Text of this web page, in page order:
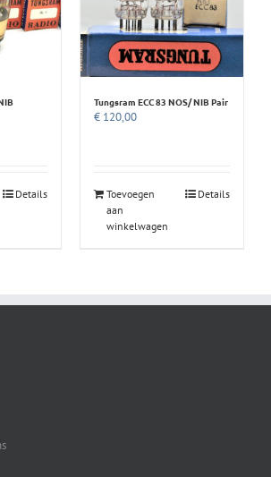
Details
Tungsram ECC 83 NOS/ NIB Pair
€ 120,00
Toevoegen
aan
winkelwagen
Details